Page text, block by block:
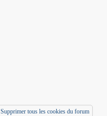
Supprimer tous les cookies du forum